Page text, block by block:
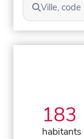
Ville, code
183
habitants